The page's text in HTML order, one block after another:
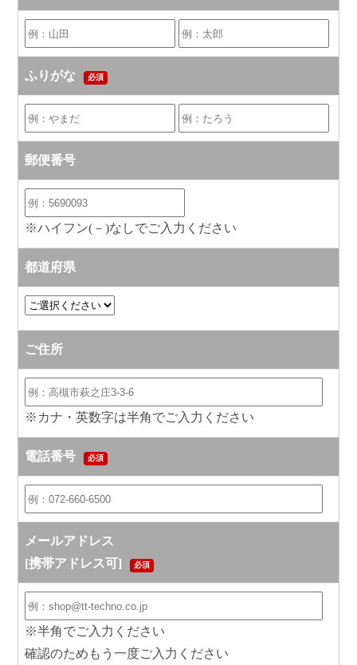
ふりがな 必須
郵便番号
※ハイフン(－)なしでご入力ください
都道府県
ご住所
※カナ・英数字は半角でご入力ください
電話番号 必須
メールアドレス
[携帯アドレス可]
必須
※半角でご入力ください
確認のためもう一度ご入力ください